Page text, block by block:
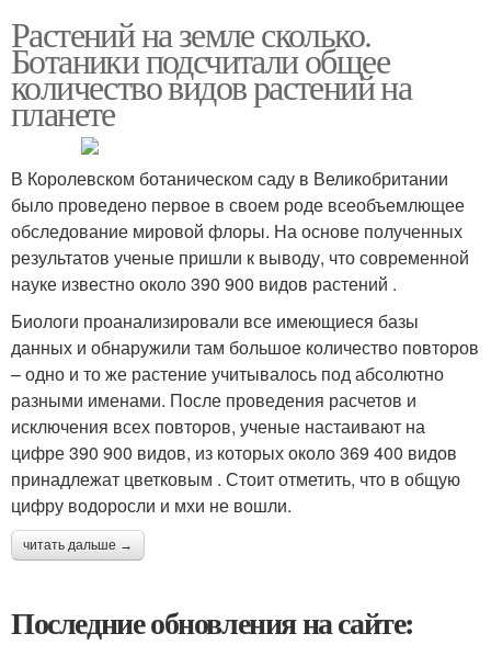
Растений на земле сколько.
Ботаники подсчитали общее
количество видов растений на
планете
В Королевском ботаническом саду в Великобритании
было проведено первое в своем роде всеобъемлющее
обследование мировой флоры. На основе полученных
результатов ученые пришли к выводу, что современной
науке известно около 390 900 видов растений .
Биологи проанализировали все имеющиеся базы
данных и обнаружили там большое количество повторов
– одно и то же растение учитывалось под абсолютно
разными именами. После проведения расчетов и
исключения всех повторов, ученые настаивают на
цифре 390 900 видов, из которых около 369 400 видов
принадлежат цветковым . Стоит отметить, что в общую
цифру водоросли и мхи не вошли.
читать дальше →
Последние обновления на сайте: